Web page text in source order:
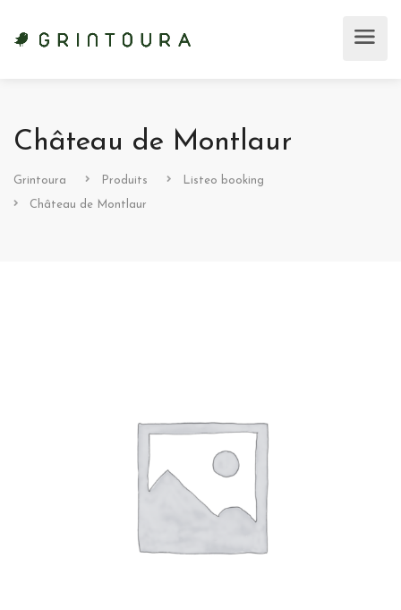
Château de Montlaur
Grintoura Produits Listeo booking
Château de Montlaur